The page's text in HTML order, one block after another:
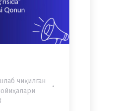
чиқилган